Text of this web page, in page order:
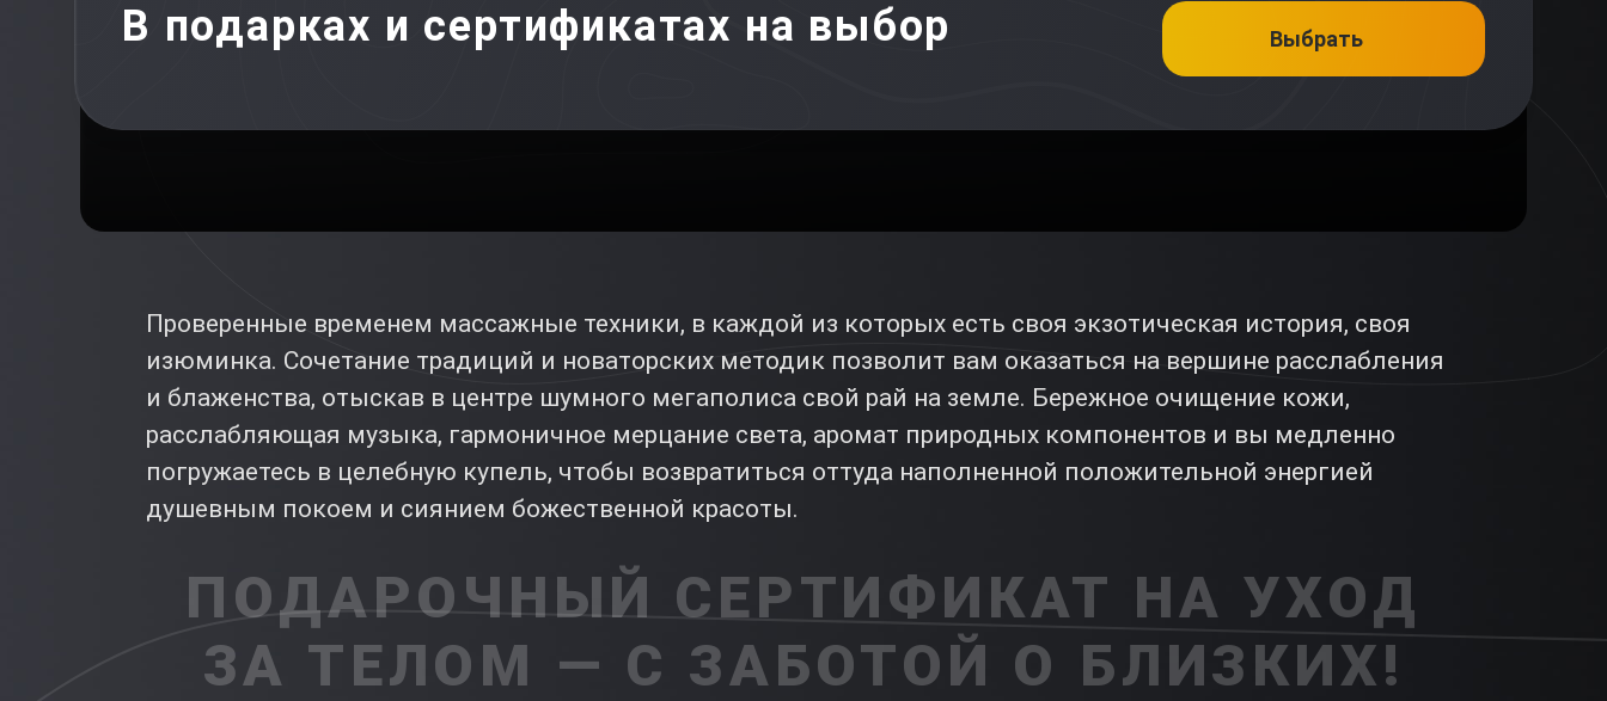
В подарках и сертификатах на выбор Выбрать
Проверенные временем массажные техники, в каждой из которых есть своя экзотическая история, своя
изюминка. Сочетание традиций и новаторских методик позволит вам оказаться на вершине расслабления
и блаженства, отыскав в центре шумного мегаполиса свой рай на земле. Бережное очищение кожи,
расслабляющая музыка, гармоничное мерцание света, аромат природных компонентов и вы медленно
погружаетесь в целебную купель, чтобы возвратиться оттуда наполненной положительной энергией
душевным покоем и сиянием божественной красоты.
ПОДАРОЧНЫЙ СЕРТИФИКАТ НА УХОД
ЗА ТЕЛОМ — С ЗАБОТОЙ О БЛИЗКИХ!